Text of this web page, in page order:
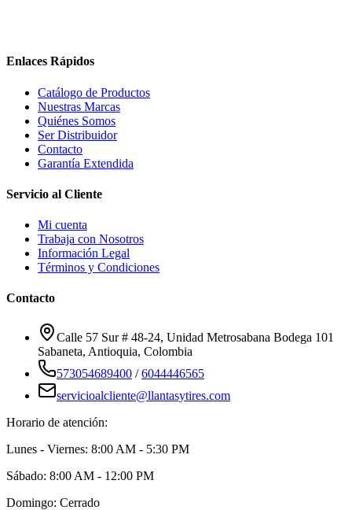
Enlaces Rápidos
Catálogo de Productos
Nuestras Marcas
Quiénes Somos
Ser Distribuidor
Contacto
Garantía Extendida
Servicio al Cliente
Mi cuenta
Trabaja con Nosotros
Información Legal
Términos y Condiciones
Contacto
Calle 57 Sur # 48-24, Unidad Metrosabana Bodega 101
Sabaneta, Antioquia, Colombia
573054689400 /6044446565
servicioalcliente@llantasytires.com
Horario de atención:
Lunes - Viernes: 8:00 AM - 5:30 PM
Sábado: 8:00 AM - 12:00 PM
Domingo: Cerrado